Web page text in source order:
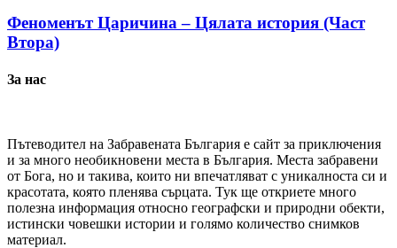
Феноменът Царичина – Цялата история (Част
Втора)
За нас
Пътеводител на Забравената България е сайт за приключения
и за много необикновени места в България. Места забравени
от Бога, но и такива, които ни впечатляват с уникалноста си и
красотата, която пленява сърцата. Тук ще откриете много
полезна информация относно географски и природни обекти,
истински човешки истории и голямо количество снимков
материал.